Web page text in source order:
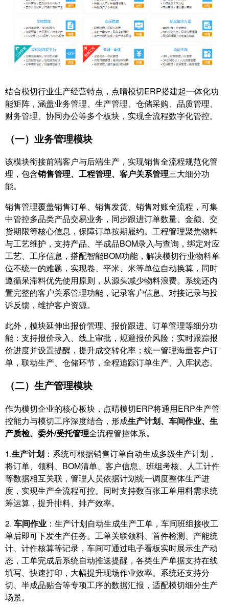
结合模切行业生产经营特点，点晴模切ERP搭建起一体化功
能矩阵，涵盖业务管理、生产管理、仓储采购、品质管理、
财务管理、协同办公等多个板块，实现全流程数字化管控。
（一）业务管理模块
该模块衔接前端客户与后端生产，实现销售全流程规范化管
理，包含销售管理、工程管理、客户关系管理三大细分功
能。
销售管理覆盖销售订单、销售发货、销售对账全流程，可集
中管控多品类产品交易业务，同步跟进订单数量、金额、交
货期限等核心信息，保障订单按期履约。工程管理聚焦物料
与工艺维护，支持产品、半成品BOM录入与查询，绑定对应
工艺、工序信息，搭配智能BOM功能，解决模切行业物料单
位不统一的难题，实现卷、平米、米等单位自动换算，同时
遵循呆滞料优先使用原则，从源头减少物料浪费。系统还内
置完整的客户关系管理功能，记录客户信息、对接记录与投
诉反馈，维护客户资源。
此外，模块延伸出报价管理、报价跟进、订单管理等细分功
能：支持报价录入、线上审批，规避报价风险；实时跟踪报
价进度并设置提醒，提升成交转化率；统一管理海量客户订
单，联动生产、仓储环节，全程追踪订单生产、入库状态。
（二）生产管理模块
作为模切企业的核心板块，点晴模切ERP将通用ERP生产管
控能力与模切工序深度结合，形成生产计划、车间作业、生
产质检、委外/受托管理全流程管控体系。
1.生产计划 ：系统可根据销售订单自动生成多级生产计划，
将订单、领料、BOM清单、客户信息、班组考核、人工计件
等数据相互关联，管理人员依据计划统一调度整体生产进
度，实现生产全流程可控。同时支持数百张工单用料需求统
筹运算，提升排料、排产效率。
2. 车间作业 ：生产计划自动生成生产工单，车间班组接收工
单后即可下发生产任务。工单关联领料、首件检测、产能统
计、计件核算等记录，车间可通过电子看板实时展示生产动
态，工单完成后系统自动推送提醒，各类生产单据支持在线
填写、快速打印，大幅提升现场作业效率。系统还支持分
切、半成品贴合等专项工序的数据汇报，适配模切细分生产
场景。